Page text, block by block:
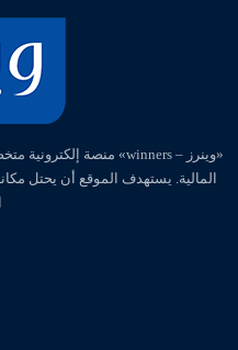
المالية. يستهدف الموقع أن يحتل